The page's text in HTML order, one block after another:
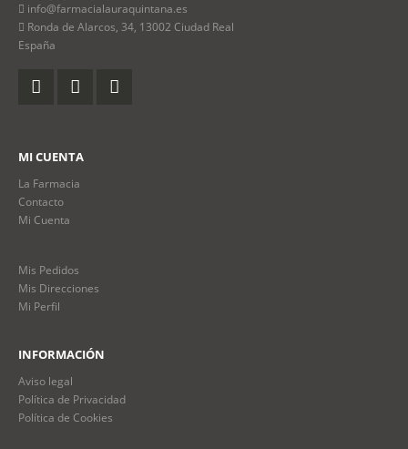
info@farmacialauraquintana.es
Ronda de Alarcos, 34, 13002 Ciudad Real
España
MI CUENTA
La Farmacia
Contacto
Mi Cuenta
Mis Pedidos
Mis Direcciones
Mi Perfil
INFORMACIÓN
Aviso legal
Política de Privacidad
Política de Cookies